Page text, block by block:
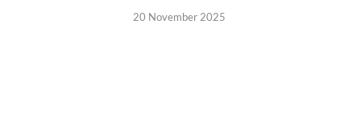
20 November 2025